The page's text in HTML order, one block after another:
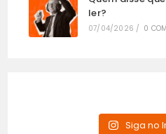
ler?
07/04/2026 / 0
Siga no